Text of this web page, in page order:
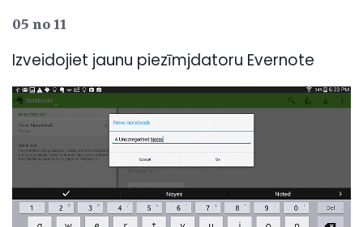
05 no 11
Izveidojiet jaunu piezīmjdatoru Evernote